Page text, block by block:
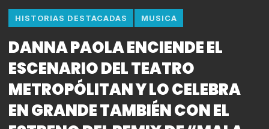
HISTORIAS DESTACADAS MUSICA
DANNA PAOLA ENCIENDE EL
ESCENARIO DEL TEATRO
METROPÓLITAN Y LO CELEBRA
EN GRANDE TAMBIÉN CON EL